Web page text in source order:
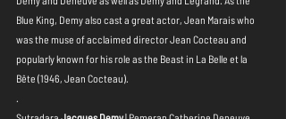
Blue King, Demy also cast a great actor, Jean Marais who
was the muse of acclaimed director Jean Cocteau and
popularly known for his role as the Beast in La Belle et la
Bête (1946, Jean Cocteau).
.